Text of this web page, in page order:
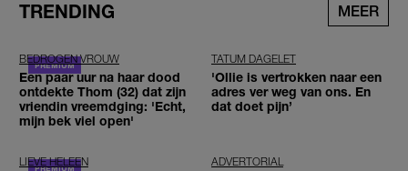
TRENDING MEER
BEDROGEN VROUW
Een paar uur na haar dood
ontdekte Thom (32) dat zijn
vriendin vreemdging: 'Echt,
mijn bek viel open'
TATUM DAGELET
'Ollie is vertrokken naar een
adres ver weg van ons. En
dat doet pijn’
LIEVE HELEEN ADVERTORIAL